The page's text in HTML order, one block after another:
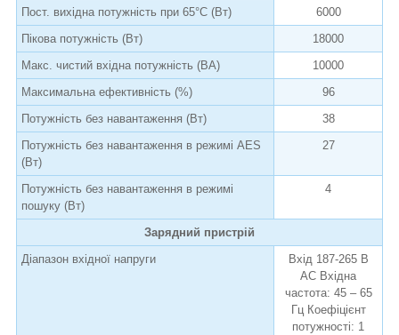
Пост. вихідна потужність при 65°C (Вт)
6000
Пікова потужність (Вт)
18000
Макс. чистий вхідна потужність (ВА)
10000
Максимальна ефективність (%)
96
Потужність без навантаження (Вт)
38
Потужність без навантаження в режимі AES
(Вт)
27
Потужність без навантаження в режимі
пошуку (Вт)
4
Зарядний пристрій
Діапазон вхідної напруги
Вхід 187-265 В
АС Вхідна
частота: 45 – 65
Гц Коефіцієнт
потужності: 1